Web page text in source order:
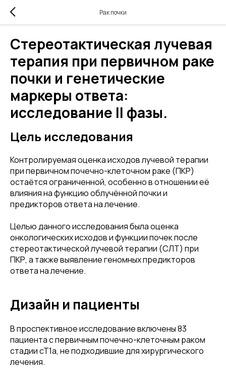
Рак почки
Стереотактическая лучевая
терапия при первичном раке
почки и генетические
маркеры ответа:
исследование II фазы.
Цель исследования
Контролируемая оценка исходов лучевой терапии
при первичном почечно-клеточном раке (ПКР)
остаётся ограниченной, особенно в отношении её
влияния на функцию облучённой почки и
предикторов ответа на лечение.
Целью данного исследования была оценка
онкологических исходов и функции почек после
стереотактической лучевой терапии (СЛТ) при
ПКР, а также выявление геномных предикторов
ответа на лечение.
Дизайн и пациенты
В проспективное исследование включены 83
пациента с первичным почечно-клеточным раком
стадии cT1a, не подходившие для хирургического
лечения.